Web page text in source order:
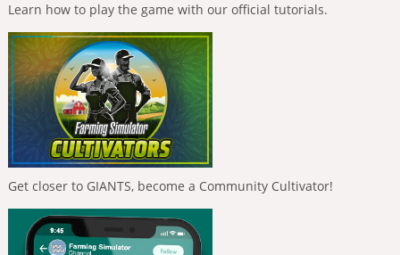
Learn how to play the game with our official tutorials.
Get closer to GIANTS, become a Community Cultivator!